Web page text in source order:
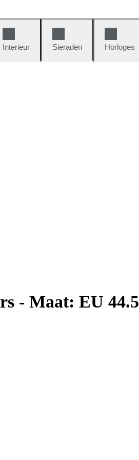
Interieur Sieraden Horloges
- Maat: EU 44.5
featuring a deconstructed design with
Blue, Ashen Slate, and White, offering a